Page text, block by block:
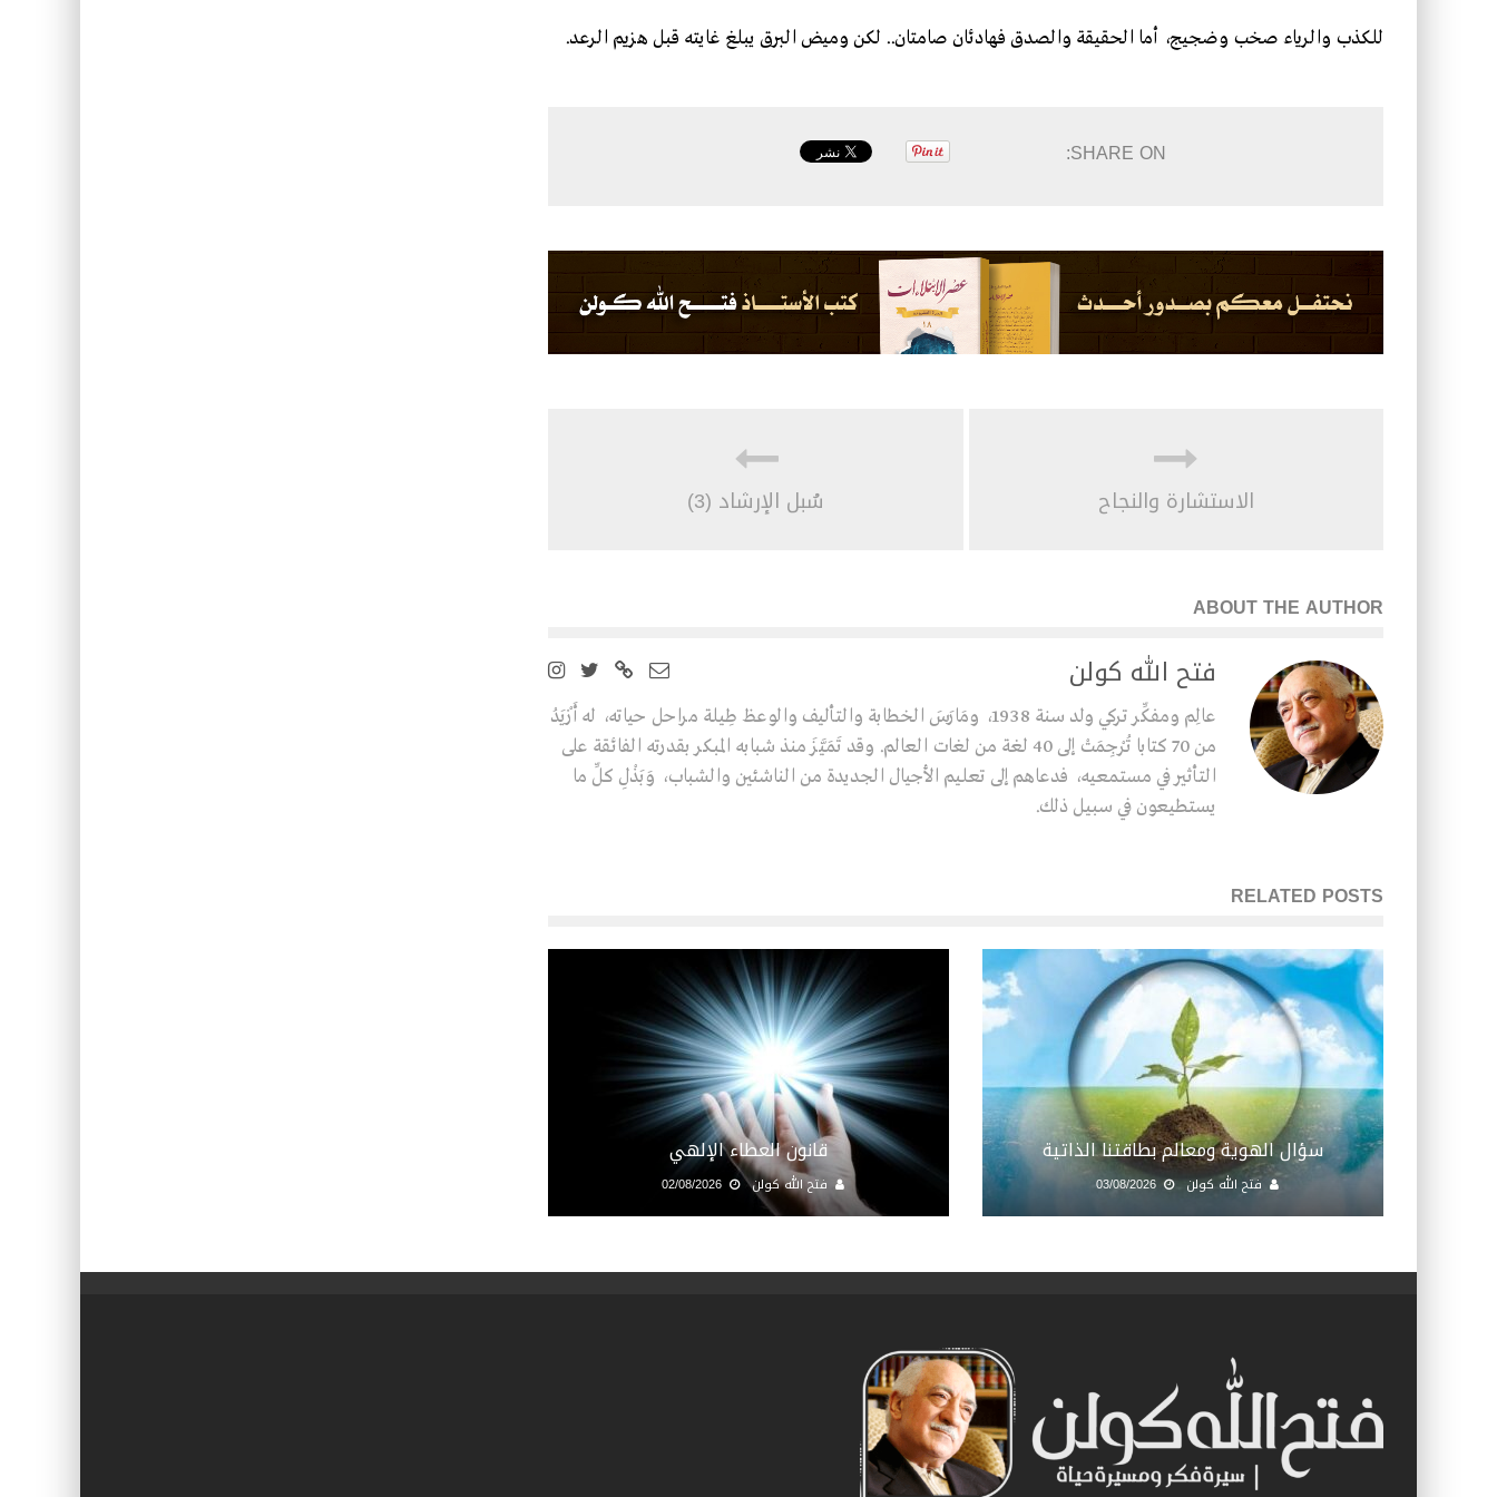
للكذب والرياء صخب وضجيج، أما الحقيقة والصدق فهادئان صامتان.. لكن وميض البرق يبلغ غايته قبل هزيم الرعد.
SHARE ON:
الاستشارة والنجاح سُبل الإرشاد (3)
ABOUT THE AUTHOR
فتح الله كولن
عالِم ومفكِّر تركي ولد سنة 1938، ومَارَسَ الخطابة والتأليف والوعظ طِيلة مراحل حياته، له أَزْيَدُ
من 70 كتابا تُرْجِمَتْ إلى 40 لغة من لغات العالم. وقد تَمَيَّزَ منذ شبابه المبكر بقدرته الفائقة على
التأثير في مستمعيه، فدعاهم إلى تعليم الأجيال الجديدة من الناشئين والشباب، وَبَذْلِ كلِّ ما
يستطيعون في سبيل ذلك.
RELATED POSTS
سؤال الهوية ومعالم بطاقتنا الذاتية
فتح الله كولن 03/08/2026
قانون العطاء الإلهي
فتح الله كولن 02/08/2026